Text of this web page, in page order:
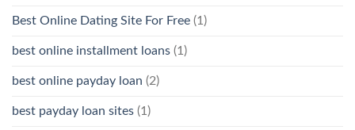
Best Online Dating Site For Free (1)
best online installment loans (1)
best online payday loan (2)
best payday loan sites (1)